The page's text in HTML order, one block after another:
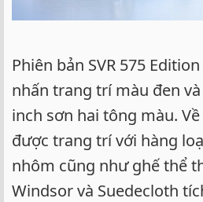
Phiên bản SVR 575
nhấn trang trí màu đen
inch sơn hai tông màu.
được trang trí với hàng
nhôm cũng như ghế thể
Windsor và Suedecloth